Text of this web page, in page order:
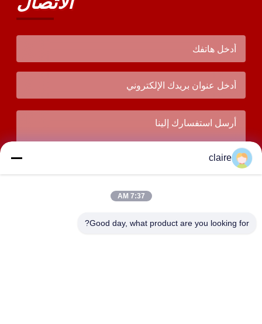
claire
7:37 AM
Good day, what product are you looking for?